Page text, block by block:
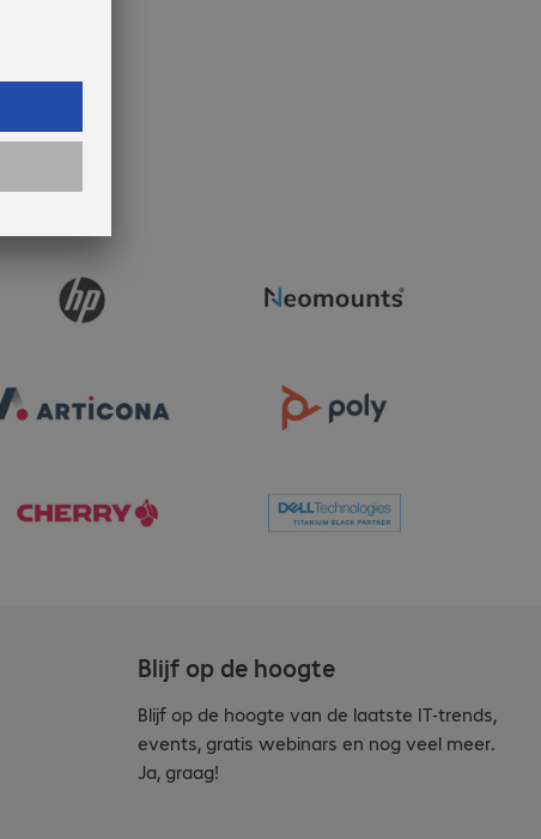
Blijf op de hoogte
Blijf op de hoogte van de laatste IT-trends,
events, gratis webinars en nog veel meer.
Ja, graag!